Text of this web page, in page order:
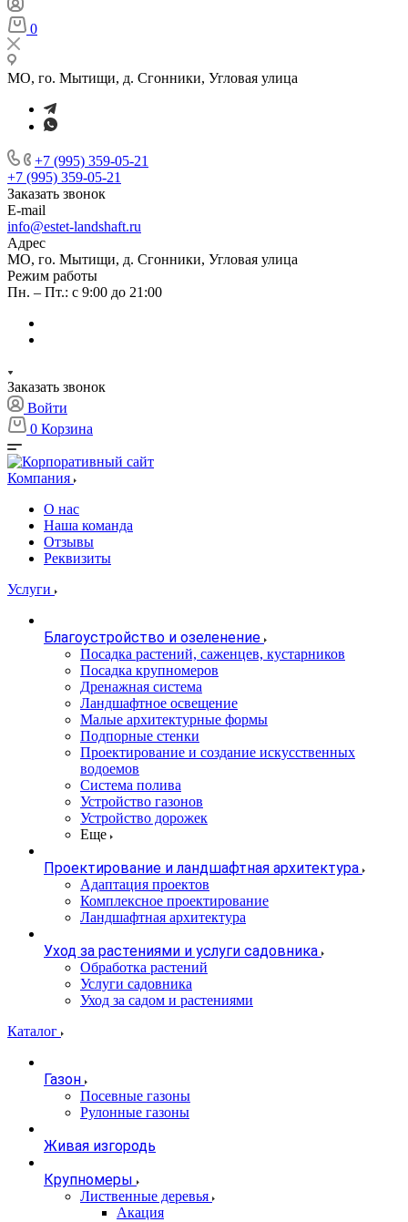
0
МО, го. Мытищи, д. Сгонники, Угловая улица
+7 (995) 359-05-21
+7 (995) 359-05-21
Заказать звонок
E-mail
info@estet-landshaft.ru
Адрес
МО, го. Мытищи, д. Сгонники, Угловая улица
Режим работы
Пн. – Пт.: с 9:00 до 21:00
Заказать звонок
Войти
0 Корзина
Компания
О нас
Наша команда
Отзывы
Реквизиты
Услуги
Благоустройство и озеленение
Посадка растений, саженцев, кустарников
Посадка крупномеров
Дренажная система
Ландшафтное освещение
Малые архитектурные формы
Подпорные стенки
Проектирование и создание искусственных
водоемов
Система полива
Устройство газонов
Устройство дорожек
Еще
Проектирование и ландшафтная архитектура
Адаптация проектов
Комплексное проектирование
Ландшафтная архитектура
Уход за растениями и услуги садовника
Обработка растений
Услуги садовника
Уход за садом и растениями
Каталог
Газон
Посевные газоны
Рулонные газоны
Живая изгородь
Крупномеры
Лиственные деревья
Акация